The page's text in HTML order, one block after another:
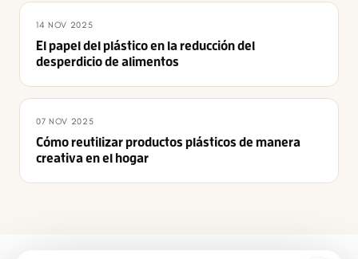
14 NOV 2025
El papel del plástico en la reducción del
desperdicio de alimentos
07 NOV 2025
Cómo reutilizar productos plásticos de manera
creativa en el hogar